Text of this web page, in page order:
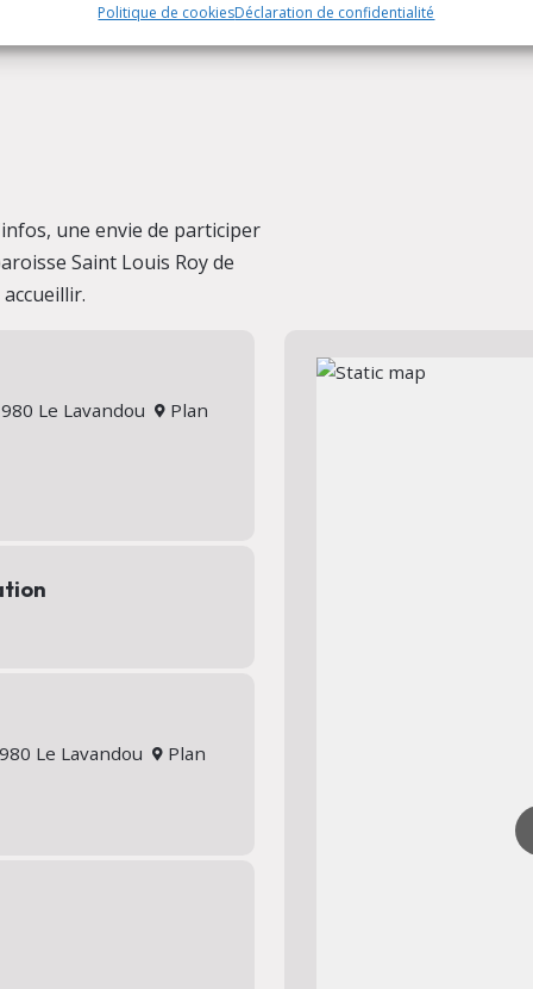
Politique de cookiesDéclaration de confidentialité
une envie de participer
Saint Louis Roy de
Le Lavandou
Plan
Le Lavandou
Plan